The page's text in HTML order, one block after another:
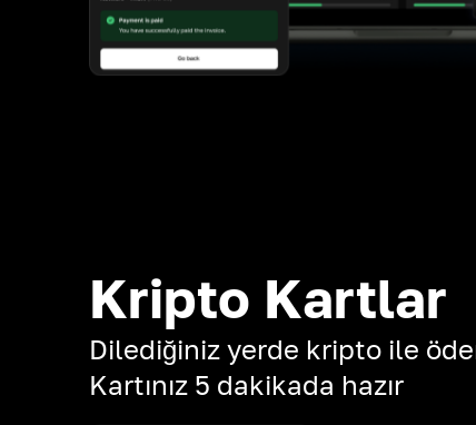
Kripto Kartlar
Dilediğiniz yerde kripto ile
Kartınız 5 dakikada hazır